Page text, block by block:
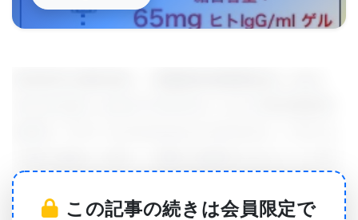
らかになりました 。特定の細菌の糖が免疫反応を引
き起こして脳細胞を破壊すること、そして重要なこ
この記事の続きは会員限定で